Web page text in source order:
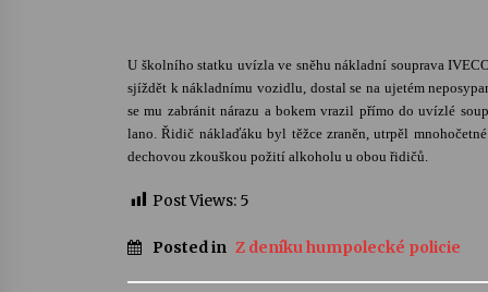
22. 7. 2026
Za kulturou kousek za Humpolec. V
Želivě ožije odkaz Josefa Čapka
13. 7. 2026
U školního statku uvízla ve sněhu nákladní souprava
sjíždět k nákladnímu vozidlu, dostal se na ujetém
se mu zabránit nárazu a bokem vrazil přímo do uvízlé
lano. Řidič náklaďáku byl těžce zraněn, utrpěl
dechovou zkouškou požití alkoholu u obou řidičů.
Post Views: 5
Posted in Z deníku humpolecké policie